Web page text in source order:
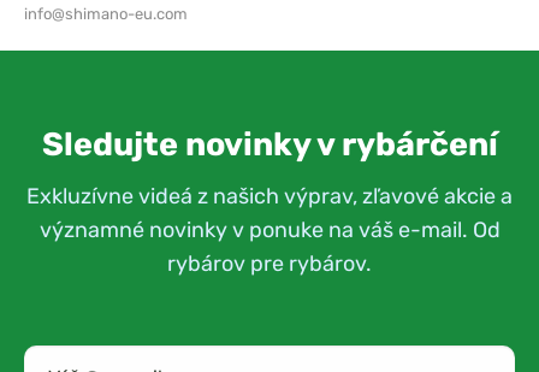
info@shimano-eu.com
Sledujte novinky v rybárčení
Exkluzívne videá z našich výprav, zľavové akcie a
významné novinky v ponuke na váš e-mail. Od
rybárov pre rybárov.